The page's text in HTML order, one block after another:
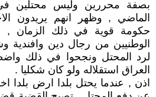
بصفة محررين وليس محتلين في
الماضي , وظهر انهم يريدون
حكومة قوية في ذلك الزمان ,
الوطنيين من رجال دين وافندية
لرد المحتل ونجحوا في ذلك
العراق استقلاله ولو كان شكليا .
اذن , عندما يحتل بلدا ارض بلدا